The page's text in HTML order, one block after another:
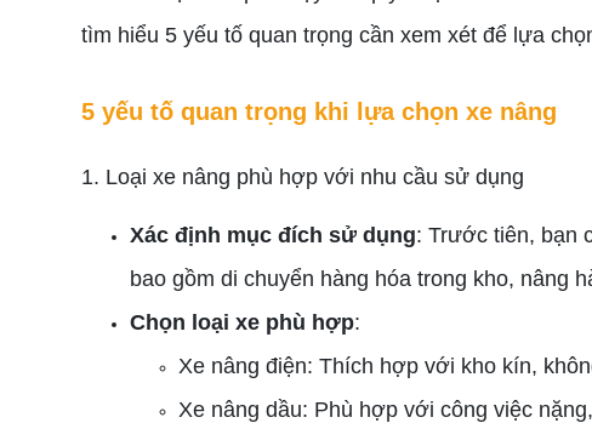
tìm hiểu 5 yếu tố quan trọng cần xem xét để lựa
5 yếu tố quan trọng khi lựa chọn xe nâng
1. Loại xe nâng phù hợp với nhu cầu sử dụng
Xác định mục đích sử dụng: Trước tiên, bạn
bao gồm di chuyển hàng hóa trong kho, nâng
Chọn loại xe phù hợp:
Xe nâng điện: Thích hợp với kho kín,
Xe nâng dầu: Phù hợp với công việc